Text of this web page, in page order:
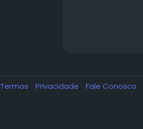
Termos Privacidade Fale Conosco